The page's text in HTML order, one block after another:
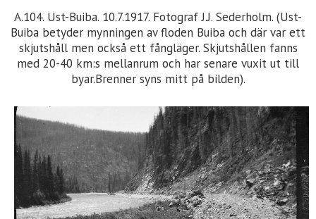
A.104. Ust-Buiba. 10.7.1917. Fotograf J.J. Sederholm. (Ust-
Buiba betyder mynningen av floden Buiba och där var ett
skjutshåll men också ett fångläger. Skjutshållen fanns
med 20-40 km:s mellanrum och har senare vuxit ut till
byar.Brenner syns mitt på bilden).